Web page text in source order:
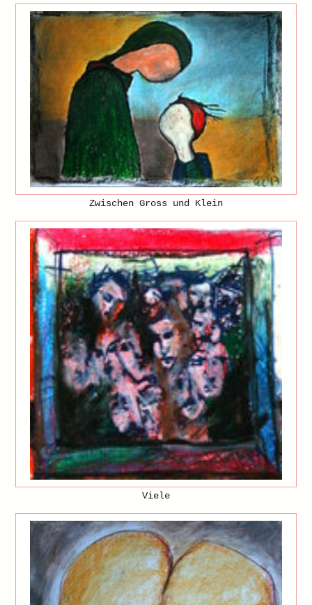
Zwischen Gross und Klein
Viele